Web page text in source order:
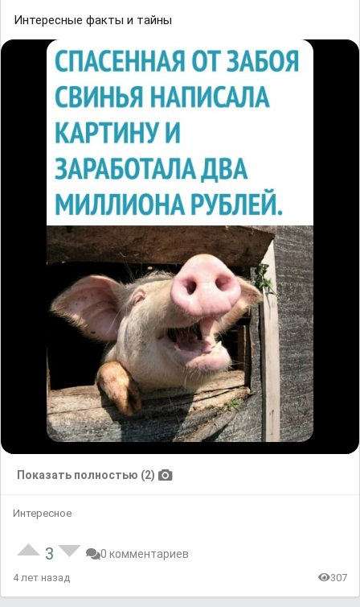
Интересные факты и тайны
Показать полностью (2)
Интересное
3 0 комментариев
4 лет назад 307